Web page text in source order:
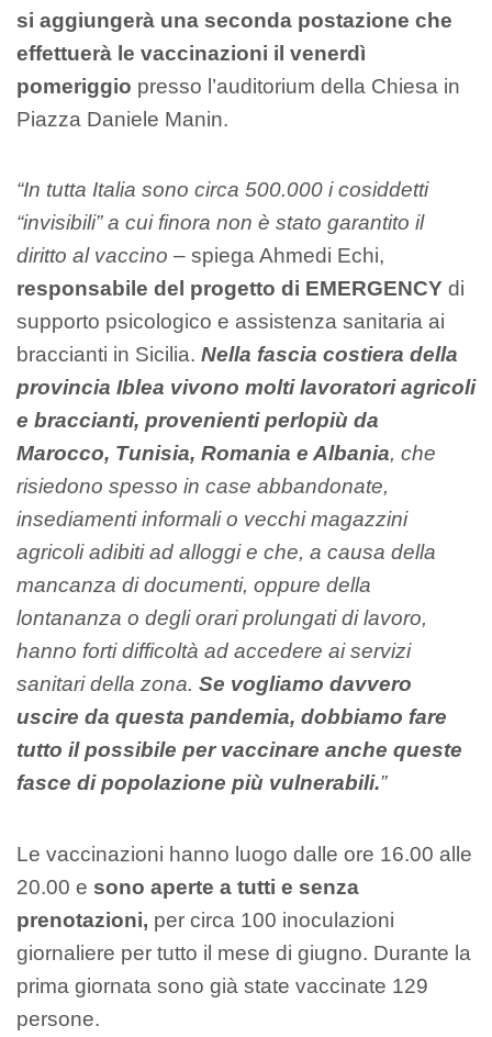
si aggiungerà una seconda postazione che
effettuerà le vaccinazioni il venerdì
pomeriggio presso l’auditorium della Chiesa in
Piazza Daniele Manin.
“In tutta Italia sono circa 500.000 i cosiddetti
“invisibili” a cui finora non è stato garantito il
diritto al vaccino – spiega Ahmedi Echi,
responsabile del progetto di EMERGENCY di
supporto psicologico e assistenza sanitaria ai
braccianti in Sicilia. Nella fascia costiera della
provincia Iblea vivono molti lavoratori agricoli
e braccianti, provenienti perlopiù da
Marocco, Tunisia, Romania e Albania, che
risiedono spesso in case abbandonate,
insediamenti informali o vecchi magazzini
agricoli adibiti ad alloggi e che, a causa della
mancanza di documenti, oppure della
lontananza o degli orari prolungati di lavoro,
hanno forti difficoltà ad accedere ai servizi
sanitari della zona. Se vogliamo davvero
uscire da questa pandemia, dobbiamo fare
tutto il possibile per vaccinare anche queste
fasce di popolazione più vulnerabili.”
Le vaccinazioni hanno luogo dalle ore 16.00 alle
20.00 e sono aperte a tutti e senza
prenotazioni, per circa 100 inoculazioni
giornaliere per tutto il mese di giugno. Durante la
prima giornata sono già state vaccinate 129
persone.